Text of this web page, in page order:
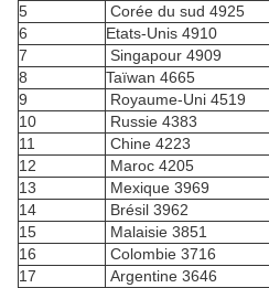
5
Corée du sud 4925
6
Etats‐Unis 4910
7
Singapour 4909
8
Taïwan 4665
9
Royaume‐Uni 4519
10
Russie 4383
11
Chine 4223
12
Maroc 4205
13
Mexique 3969
14
Brésil 3962
15
Malaisie 3851
16
Colombie 3716
17
Argentine 3646